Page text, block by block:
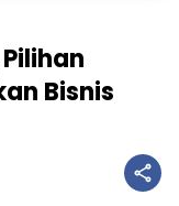
Bisnis